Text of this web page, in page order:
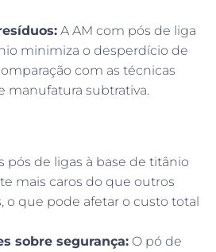
A AM com pós de liga
minimiza o desperdício de
com as técnicas
manufatura subtrativa.
pós de ligas à base de titânio
mais caros do que outros
o que pode afetar o custo total
sobre segurança: O pó de